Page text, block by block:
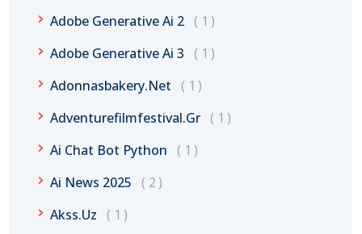
Adobe Generative Ai 2
1
Adobe Generative Ai 3
1
Adonnasbakery.net
1
Adventurefilmfestival.gr
1
Ai Chat Bot Python
1
Ai News 2025
2
Akss.uz
1